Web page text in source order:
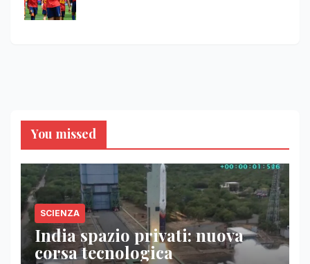
You missed
SCIENZA
India spazio privati: nuova
corsa tecnologica